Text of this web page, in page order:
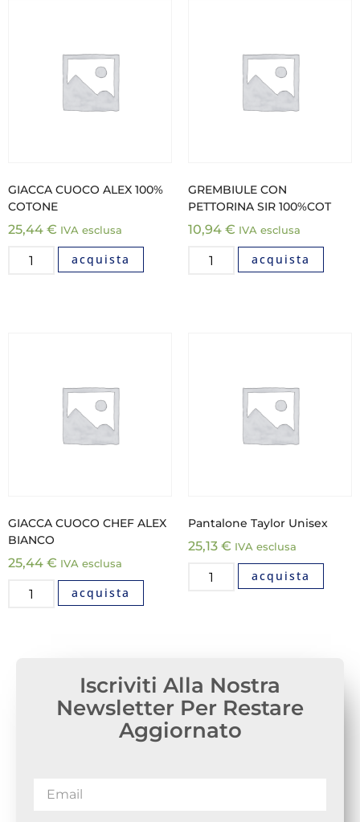
GIACCA CUOCO ALEX 100%
COTONE
25,44 € IVA esclusa
acquista
GREMBIULE CON
PETTORINA SIR 100%COT
10,94 € IVA esclusa
acquista
GIACCA CUOCO CHEF ALEX
BIANCO
25,44 € IVA esclusa
acquista
Pantalone Taylor Unisex
25,13 € IVA esclusa
acquista
Iscriviti Alla Nostra
Newsletter Per Restare
Aggiornato